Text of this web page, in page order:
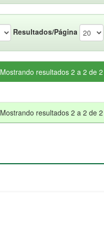
Resultados/Página
Mostrando resultados 2 a 2 de 2
Mostrando resultados 2 a 2 de 2